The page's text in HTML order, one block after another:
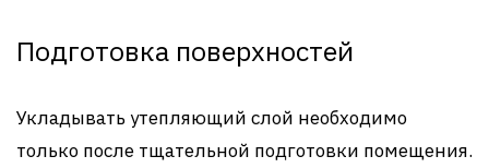
Подготовка поверхностей
Укладывать утепляющий слой необходимо
только после тщательной подготовки помещения.